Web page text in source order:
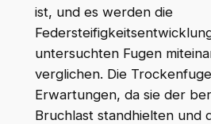
ist, und es werden die
untersuchten Fugen
verglichen. Die
Erwartungen, da sie der
Bruchlast standhielten und